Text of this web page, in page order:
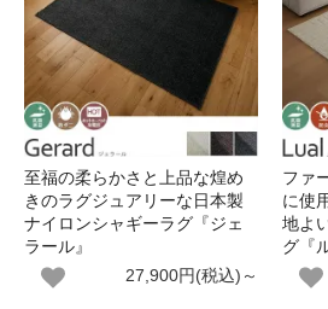
至福の柔らかさと上品な煌め
きのラグジュアリーな日本製
ナイロンシャギーラグ『ジェ
ラール』
27,900円(税込)～
ファ
に使
地よ
グ『